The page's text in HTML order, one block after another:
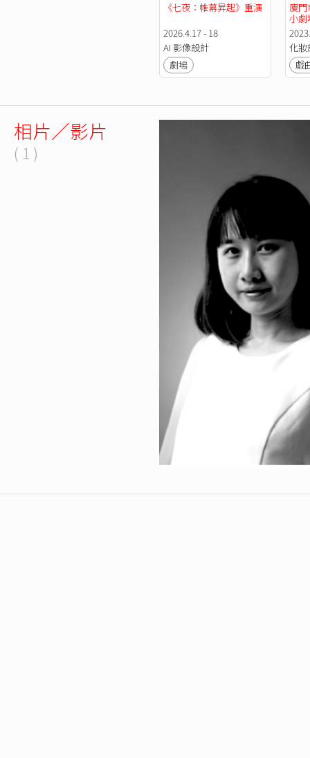
《七夜：帷幕昇起》重演
2026.4.17 - 18
AI 影像設計
劇場
廈
小劇
化妝
戲
相片／影片
( 1 )